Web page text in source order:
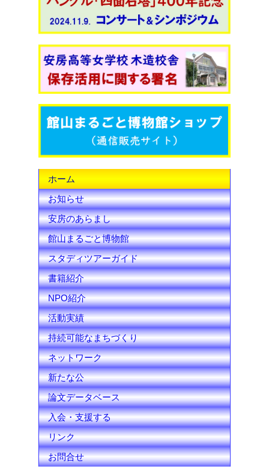
e
b
o
o
t
t
e
r
T
u
b
e
C
h
n
n
e
l
ホーム
お知らせ
安房のあらまし
館山まるごと博物館
スタディツアーガイド
書籍紹介
NPO紹介
活動実績
持続可能なまちづくり
ネットワーク
新たな公
論文データベース
入会・支援する
リンク
お問合せ